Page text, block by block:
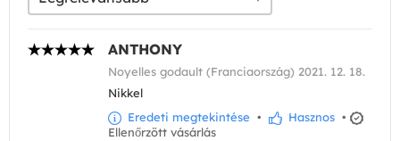
ANTHONY
Noyelles godault (Franciaország) 2021. 12. 18.
Nikkel
Eredeti megtekintése • Hasznos •
Ellenőrzött vásárlás